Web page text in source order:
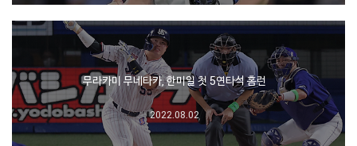
무라카미 무네타카, 한미일 첫 5연타석 홈런
2022.08.02